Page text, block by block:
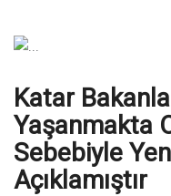
Katar
Yaşanmakta
Sebebiyle
Açıklamıştır